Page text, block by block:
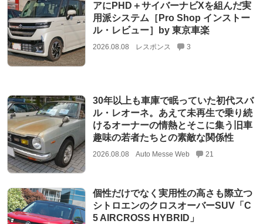
アにPHD＋サイバーナビXを組んだ実
用派システム［Pro Shop インストー
ル・レビュー］by 東京車楽
2026.08.08 レスポンス 3
30年以上も車庫で眠っていた初代スバ
ル・レオーネ。あえて未再生で乗り続
けるオーナーの情熱とそこに集う旧車
趣味の若者たちとの素敵な関係性
2026.08.08 Auto Messe Web 21
個性だけでなく実用性の高さも際立つ
シトロエンのクロスオーバーSUV「C
5 AIRCROSS HYBRID」